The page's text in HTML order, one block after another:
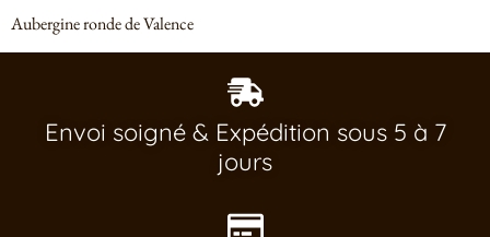
Aubergine ronde de Valence
Envoi soigné & Expédition sous 5 à 7
jours